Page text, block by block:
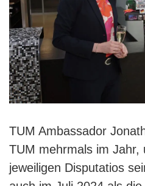
TUM Ambassador
TUM mehrmals im Jahr,
jeweiligen Disputatios